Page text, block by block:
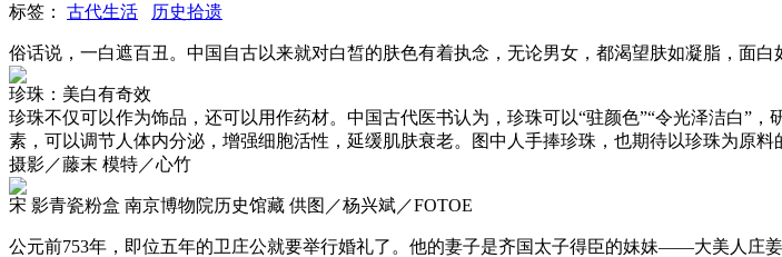
标签： 古代生活 历史拾遗
俗话说，一白遮百丑。中国自古以来就对白皙的肤色有着执念，无论男女，都渴望肤如凝脂，面
珍珠：美白有奇效
珍珠不仅可以作为饰品，还可以用作药材。中国古代医书认为，珍珠可以“驻颜色”“令光泽洁白”
素，可以调节人体内分泌，增强细胞活性，延缓肌肤衰老。图中人手捧珍珠，也期待以珍珠为原料
摄影／藤末 模特／心竹
宋 影青瓷粉盒 南京博物院历史馆藏 供图／杨兴斌／FOTOE
公元前753年，即位五年的卫庄公就要举行婚礼了。他的妻子是齐国太子得臣的妹妹——大美人庄